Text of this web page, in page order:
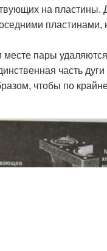
на пластины.
пластинами,
месте пары
часть
чтобы по